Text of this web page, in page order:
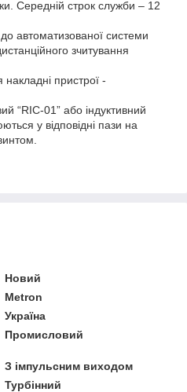
Середній строк служби – 12
автоматизованої системи
зчитування
накладні пристрої -
“RIC-01” або індуктивний
у відповідні пази на
Новий
Metron
Україна
Промисловий
З імпульсним виходом
Турбінний